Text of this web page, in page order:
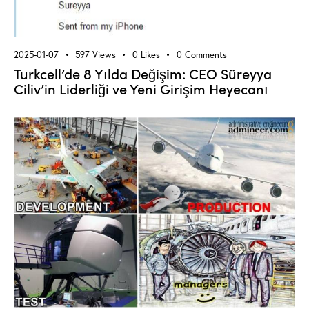
2025-01-07 597 Views 0 Likes 0 Comments
Turkcell’de 8 Yılda Değişim: CEO Süreyya
Ciliv’in Liderliği ve Yeni Girişim Heyecanı